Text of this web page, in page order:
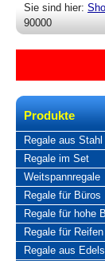
Sie sind hier:
90000
Produkte
Regale aus Stahl
Regale im Set
Weitspannregale
Regale für Büros
Regale für hohe
Regale für Reifen
Regale aus